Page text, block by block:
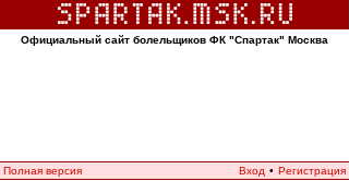
Официальный сайт болельщиков ФК "Спартак" Москва
Полная версия Вход • Регистрация